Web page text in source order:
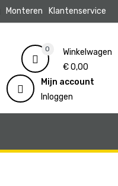
Monteren Klantenservice
0
Winkelwagen
€ 0,00
Mijn account
Inloggen